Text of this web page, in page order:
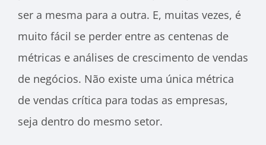
ser a mesma para a outra. E, muitas vezes, é
muito fácil se perder entre as centenas de
métricas e análises de crescimento de vendas
de negócios. Não existe uma única métrica
de vendas crítica para todas as empresas,
seja dentro do mesmo setor.